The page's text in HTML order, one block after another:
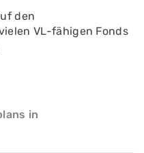
den
VL-fähigen Fonds
in